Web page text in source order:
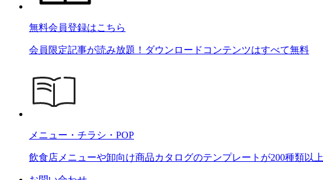
無料会員登録はこちら
会員限定記事が読み放題！ダウンロードコンテンツはすべて無料
メニュー・チラシ・POP
飲食店メニューや卸向け商品カタログのテンプレートが200種類以上